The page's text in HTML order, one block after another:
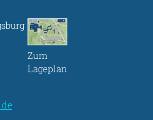
Zum
Lageplan